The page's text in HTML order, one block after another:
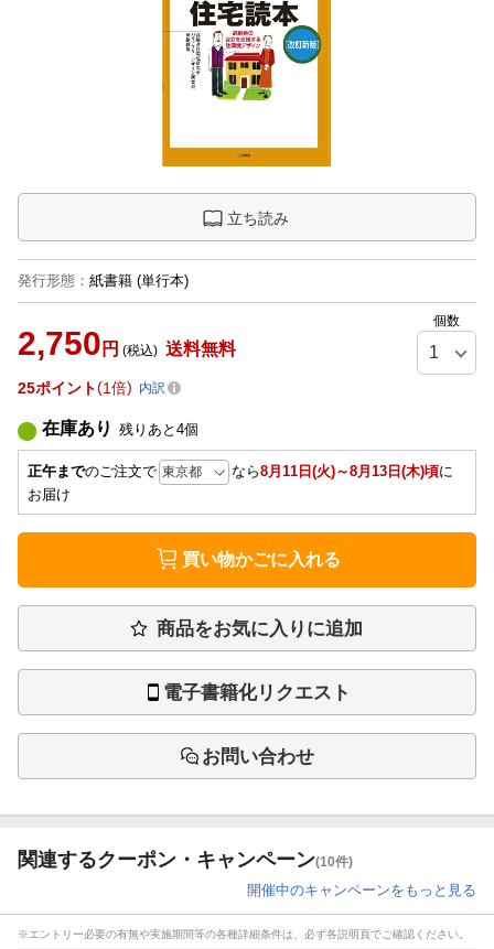
立ち読み
発行形態 ： 紙書籍 (単行本)
2,750 円 (税込) 送料無料
個数
25ポイント 1倍 内訳
在庫あり 残りあと 4個
正午までのご注文で なら8月11日(火)～8月13日(木)頃に
お届け
買い物かごに入れる
商品をお気に入りに追加
電子書籍化リクエスト
お問い合わせ
関連するクーポン・キャンペーン(10件)
開催中のキャンペーンをもっと見る
※エントリー必要の有無や実施期間等の各種詳細条件は、必ず各説明頁でご確認ください。